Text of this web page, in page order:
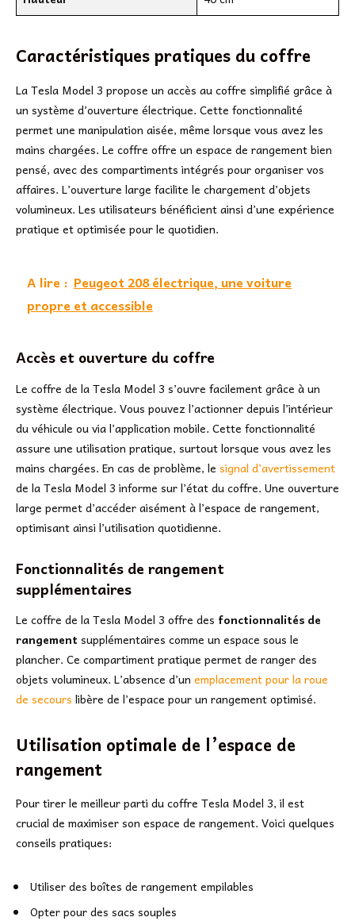
Caractéristiques pratiques du coffre
La Tesla Model 3 propose un accès au coffre simplifié grâce à
un système d’ouverture électrique. Cette fonctionnalité
permet une manipulation aisée, même lorsque vous avez les
mains chargées. Le coffre offre un espace de rangement bien
pensé, avec des compartiments intégrés pour organiser vos
affaires. L’ouverture large facilite le chargement d’objets
volumineux. Les utilisateurs bénéficient ainsi d’une expérience
pratique et optimisée pour le quotidien.
A lire : Peugeot 208 électrique, une voiture
propre et accessible
Accès et ouverture du coffre
Le coffre de la Tesla Model 3 s’ouvre facilement grâce à un
système électrique. Vous pouvez l’actionner depuis l’intérieur
du véhicule ou via l’application mobile. Cette fonctionnalité
assure une utilisation pratique, surtout lorsque vous avez les
mains chargées. En cas de problème, le signal d’avertissement
de la Tesla Model 3 informe sur l’état du coffre. Une ouverture
large permet d’accéder aisément à l’espace de rangement,
optimisant ainsi l’utilisation quotidienne.
Fonctionnalités de rangement
supplémentaires
Le coffre de la Tesla Model 3 offre des fonctionnalités de
rangement supplémentaires comme un espace sous le
plancher. Ce compartiment pratique permet de ranger des
objets volumineux. L’absence d’un emplacement pour la roue
de secours libère de l’espace pour un rangement optimisé.
Utilisation optimale de l’espace de
rangement
Pour tirer le meilleur parti du coffre Tesla Model 3, il est
crucial de maximiser son espace de rangement. Voici quelques
conseils pratiques:
Utiliser des boîtes de rangement empilables
Opter pour des sacs souples